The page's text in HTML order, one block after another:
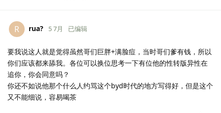
R rua? 5 7月 已编辑
要我说这人就是觉得虽然哥们巨胖+满脸痘，当时哥们爹有钱，所以
你们应该都来舔我。各位可以换位思考一下有位他的性转版异性在
追你，你会同意吗？
你还不如说他那个什么人约骂这个byd时代的地方写得好，但是这个
又不能细说，容易喝茶